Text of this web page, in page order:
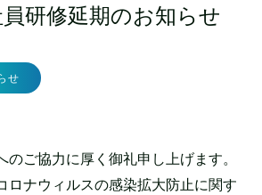
研修延期のお知らせ
せ
のご協力に厚く御礼申し上げます。
ロナウィルスの感染拡大防止に関す